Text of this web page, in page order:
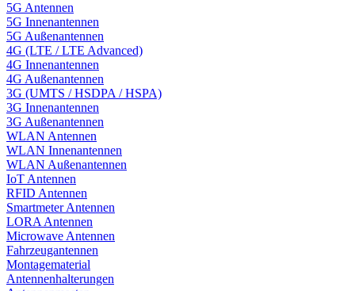
5G Antennen
5G Innenantennen
5G Außenantennen
4G (LTE / LTE Advanced)
4G Innenantennen
4G Außenantennen
3G (UMTS / HSDPA / HSPA)
3G Innenantennen
3G Außenantennen
WLAN Antennen
WLAN Innenantennen
WLAN Außenantennen
IoT Antennen
RFID Antennen
Smartmeter Antennen
LORA Antennen
Microwave Antennen
Fahrzeugantennen
Montagematerial
Antennenhalterungen